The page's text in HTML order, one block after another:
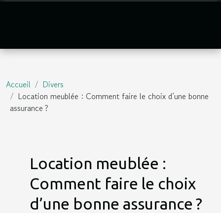
Accueil
Divers
Location meublée : Comment faire le choix d’une bonne
assurance ?
Location meublée :
Comment faire le choix
d’une bonne assurance ?